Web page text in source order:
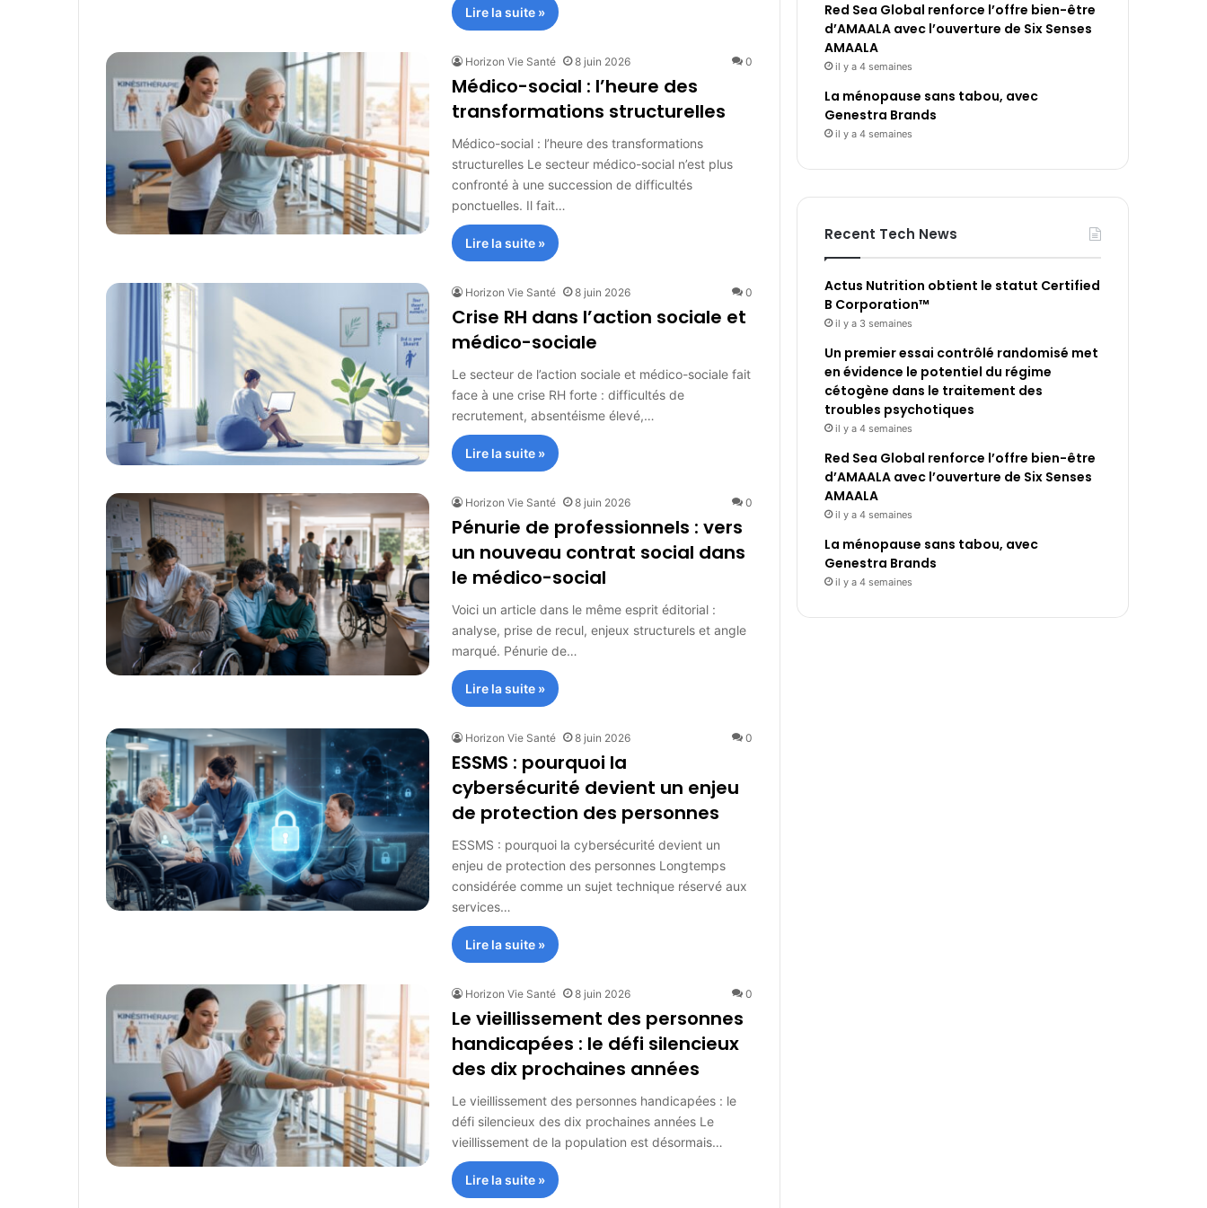
Lire la suite »
Horizon Vie Santé 8 juin 2026 0
Médico-social : l’heure des
transformations structurelles
Médico-social : l’heure des transformations
structurelles Le secteur médico-social n’est plus
confronté à une succession de difficultés
ponctuelles. Il fait…
Lire la suite »
Horizon Vie Santé 8 juin 2026 0
Crise RH dans l’action sociale et
médico-sociale
Le secteur de l’action sociale et médico-sociale fait
face à une crise RH forte : difficultés de
recrutement, absentéisme élevé,…
Lire la suite »
Horizon Vie Santé 8 juin 2026 0
Pénurie de professionnels : vers
un nouveau contrat social dans
le médico-social
Voici un article dans le même esprit éditorial :
analyse, prise de recul, enjeux structurels et angle
marqué. Pénurie de…
Lire la suite »
Horizon Vie Santé 8 juin 2026 0
ESSMS : pourquoi la
cybersécurité devient un enjeu
de protection des personnes
ESSMS : pourquoi la cybersécurité devient un
enjeu de protection des personnes Longtemps
considérée comme un sujet technique réservé aux
services…
Lire la suite »
Horizon Vie Santé 8 juin 2026 0
Le vieillissement des personnes
handicapées : le défi silencieux
des dix prochaines années
Le vieillissement des personnes handicapées : le
défi silencieux des dix prochaines années Le
vieillissement de la population est désormais…
Lire la suite »
Red Sea Global renforce l’offre bien-être
d’AMAALA avec l’ouverture de Six Senses
AMAALA
il y a 4 semaines
La ménopause sans tabou, avec
Genestra Brands
il y a 4 semaines
Recent Tech News
Actus Nutrition obtient le statut Certified
B Corporation™
il y a 3 semaines
Un premier essai contrôlé randomisé met
en évidence le potentiel du régime
cétogène dans le traitement des
troubles psychotiques
il y a 4 semaines
Red Sea Global renforce l’offre bien-être
d’AMAALA avec l’ouverture de Six Senses
AMAALA
il y a 4 semaines
La ménopause sans tabou, avec
Genestra Brands
il y a 4 semaines